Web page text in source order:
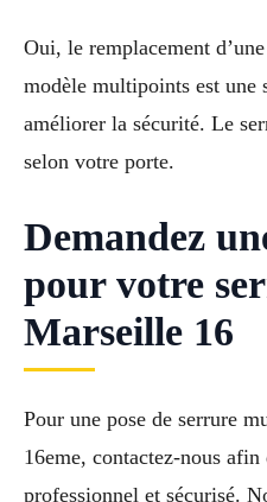
Oui, le remplacement
modèle multipoints est une
améliorer la sécurité. Le
selon votre porte.
Demandez
pour votre
Marseille 16
Pour une pose de serrure
16eme, contactez-nous
professionnel et sécurisé.